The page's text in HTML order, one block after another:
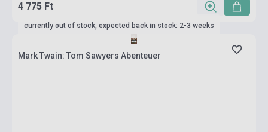
4 775 Ft
currently out of stock, expected back in stock: 2-3 weeks
Mark Twain: Tom Sawyers Abenteuer